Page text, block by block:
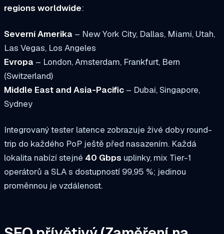
regions worldwide:
Severní Amerika – New York City, Dallas, Miami, Utah,
Las Vegas, Los Angeles
Evropa – London, Amsterdam, Frankfurt, Bern
(Switzerland)
Middle East and Asia-Pacific – Dubai, Singapore,
Sydney
Integrovaný tester latence zobrazuje živé doby round-
trip do každého PoP ještě před nasazením. Každá
lokalita nabízí stejné 40 Gbps uplinky, mix Tier-1
operátorů a SLA s dostupností 99,95 %; jedinou
proměnnou je vzdálenost.